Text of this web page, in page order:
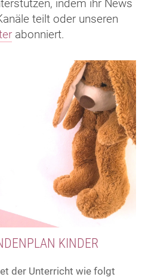
indem ihr News
teilt oder unseren
abonniert.
KINDER
der Unterricht wie folgt